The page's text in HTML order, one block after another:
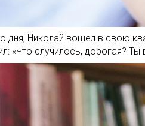
дня, Николай вошел в свою
«Что случилось, дорогая? Ты